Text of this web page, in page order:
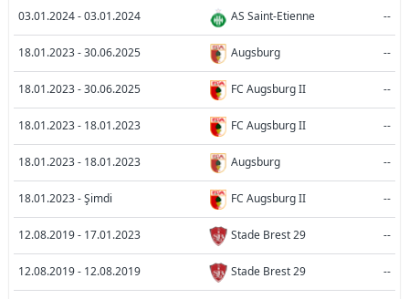
03.01.2024 - 03.01.2024 AS Saint-Etienne --
18.01.2023 - 30.06.2025 Augsburg --
18.01.2023 - 30.06.2025 FC Augsburg II --
18.01.2023 - 18.01.2023 FC Augsburg II --
18.01.2023 - 18.01.2023 Augsburg --
18.01.2023 - Şimdi FC Augsburg II --
12.08.2019 - 17.01.2023 Stade Brest 29 --
12.08.2019 - 12.08.2019 Stade Brest 29 --